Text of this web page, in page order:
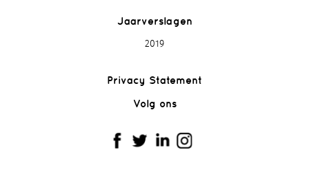
Jaarverslagen
2019
Privacy Statement
Volg ons